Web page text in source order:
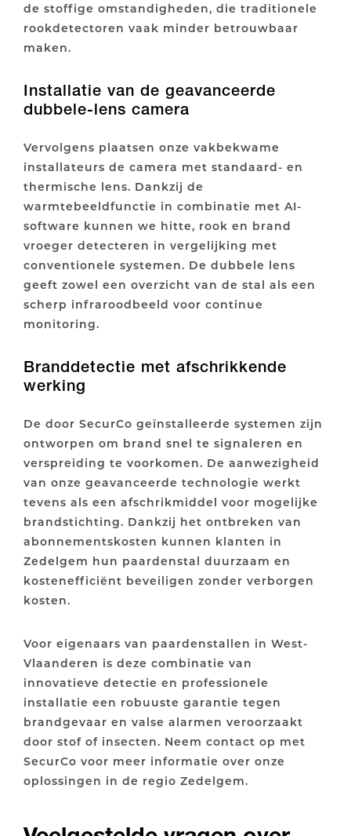
de stoffige omstandigheden, die traditionele
rookdetectoren vaak minder betrouwbaar
maken.
Installatie van de geavanceerde
dubbele-lens camera
Vervolgens plaatsen onze vakbekwame
installateurs de camera met standaard- en
thermische lens. Dankzij de
warmtebeeldfunctie in combinatie met AI-
software kunnen we hitte, rook en brand
vroeger detecteren in vergelijking met
conventionele systemen. De dubbele lens
geeft zowel een overzicht van de stal als een
scherp infraroodbeeld voor continue
monitoring.
Branddetectie met afschrikkende
werking
De door SecurCo geïnstalleerde systemen zijn
ontworpen om brand snel te signaleren en
verspreiding te voorkomen. De aanwezigheid
van onze geavanceerde technologie werkt
tevens als een afschrikmiddel voor mogelijke
brandstichting. Dankzij het ontbreken van
abonnementskosten kunnen klanten in
Zedelgem hun paardenstal duurzaam en
kostenefficiënt beveiligen zonder verborgen
kosten.
Voor eigenaars van paardenstallen in West-
Vlaanderen is deze combinatie van
innovatieve detectie en professionele
installatie een robuuste garantie tegen
brandgevaar en valse alarmen veroorzaakt
door stof of insecten. Neem contact op met
SecurCo voor meer informatie over onze
oplossingen in de regio Zedelgem.